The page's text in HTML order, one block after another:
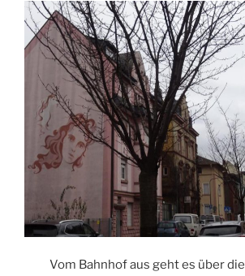
Vom Bahnhof aus geht es über die